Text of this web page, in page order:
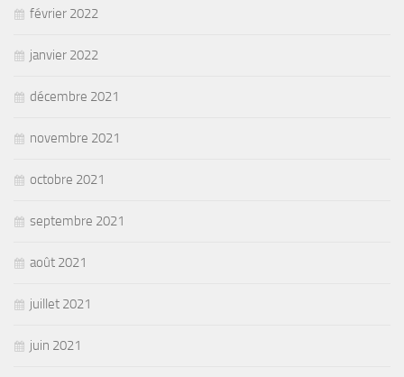
février 2022
janvier 2022
décembre 2021
novembre 2021
octobre 2021
septembre 2021
août 2021
juillet 2021
juin 2021